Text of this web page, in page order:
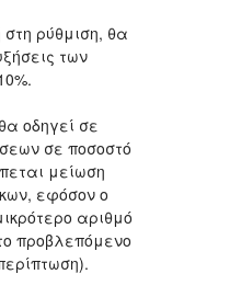
ρύθμιση, θα
των
οδηγεί σε
σε ποσοστό
μείωση
εφόσον ο
αριθμό
προβλεπόμενο